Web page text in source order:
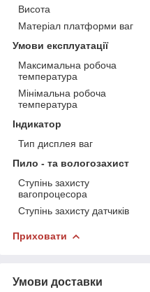
Висота
Матеріал платформи ваг
Умови експлуатації
Максимальна робоча
температура
Мінімальна робоча
температура
Індикатор
Тип дисплея ваг
Пило - та вологозахист
Ступінь захисту
вагопроцесора
Ступінь захисту датчиків
Приховати
Умови доставки